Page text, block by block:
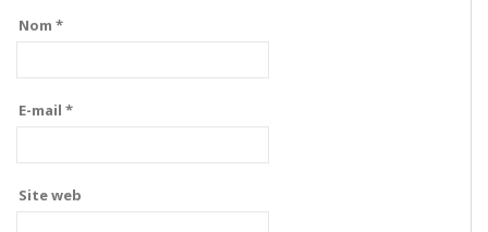
Nom *
E-mail *
Site web